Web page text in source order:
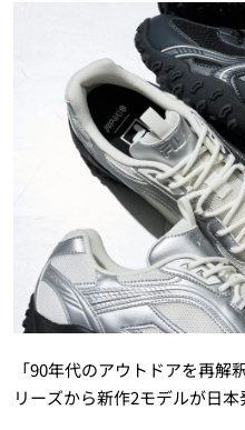
「90年代のアウトドアを再
リーズから新作2モデルが日本